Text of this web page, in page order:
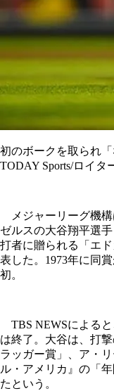
初のボークを取られ
TODAY Sports/ロイタ
メジャーリーグ機構
ゼルスの大谷翔平選
打者に贈られる「エ
表した。1973年に同
初。
TBS NEWSによる
は終了。大谷は、打
ラッガー賞」、ア・
ル・アメリカ』の「
たという。